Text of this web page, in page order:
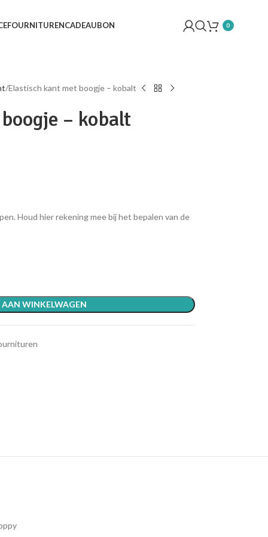
FOURNITURENCADEAUBON 0
Elastisch kant met boogje – kobalt
– kobalt
Houd hier rekening mee bij het bepalen van de
WINKELWAGEN